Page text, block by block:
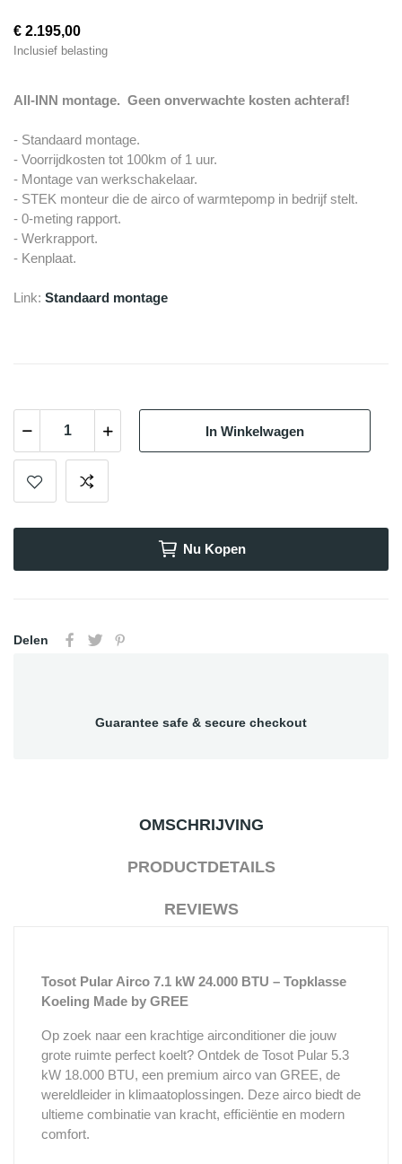
€ 2.195,00
Inclusief belasting
All-INN montage. Geen onverwachte kosten achteraf!
- Standaard montage.
- Voorrijdkosten tot 100km of 1 uur.
- Montage van werkschakelaar.
- STEK monteur die de airco of warmtepomp in bedrijf stelt.
- 0-meting rapport.
- Werkrapport.
- Kenplaat.
Link: Standaard montage
In Winkelwagen
Nu Kopen
Delen
Guarantee safe & secure checkout
OMSCHRIJVING
PRODUCTDETAILS
REVIEWS
Tosot Pular Airco 7.1 kW 24.000 BTU – Topklasse
Koeling Made by GREE
Op zoek naar een krachtige airconditioner die jouw
grote ruimte perfect koelt? Ontdek de Tosot Pular 5.3
kW 18.000 BTU, een premium airco van GREE, de
wereldleider in klimaatoplossingen. Deze airco biedt de
ultieme combinatie van kracht, efficiëntie en modern
comfort.